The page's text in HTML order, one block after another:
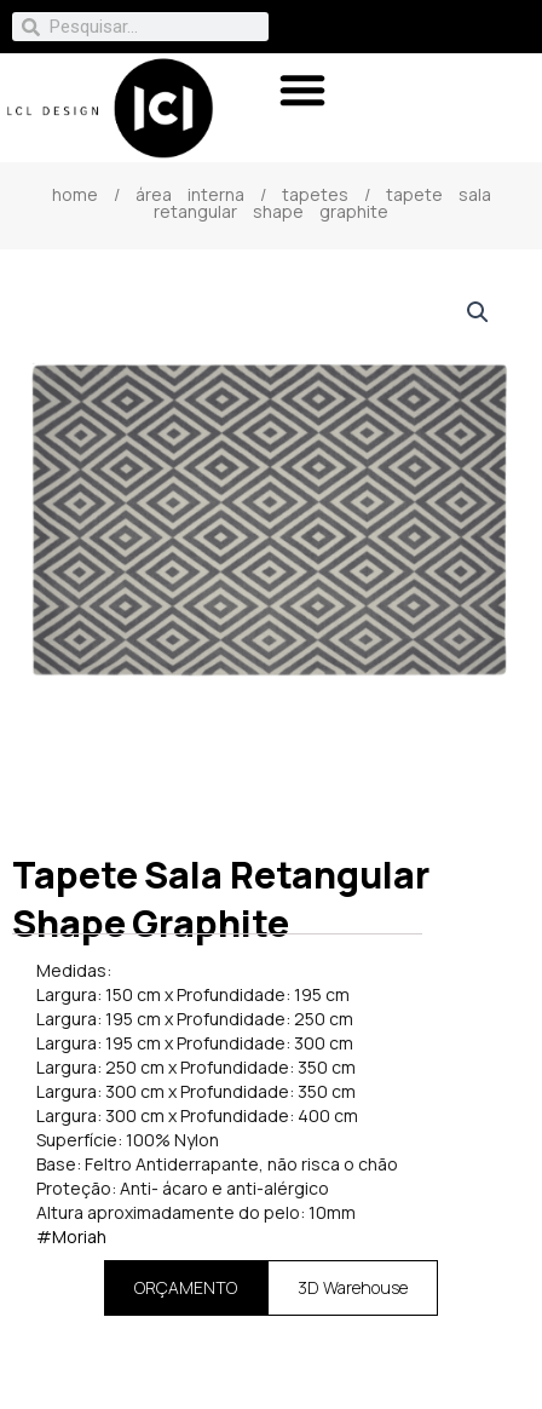
home / área interna / tapetes / tapete sala
retangular shape graphite
Tapete Sala Retangular
Shape Graphite
Medidas:
Largura: 150 cm x Profundidade: 195 cm
Largura: 195 cm x Profundidade: 250 cm
Largura: 195 cm x Profundidade: 300 cm
Largura: 250 cm x Profundidade: 350 cm
Largura: 300 cm x Profundidade: 350 cm
Largura: 300 cm x Profundidade: 400 cm
Superfície: 100% Nylon
Base: Feltro Antiderrapante, não risca o chão
Proteção: Anti- ácaro e anti-alérgico
Altura aproximadamente do pelo: 10mm
#Moriah
ORÇAMENTO 3D Warehouse